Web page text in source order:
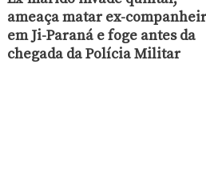
ameaça matar ex-
em Ji-Paraná e foge antes da
chegada da Polícia Militar